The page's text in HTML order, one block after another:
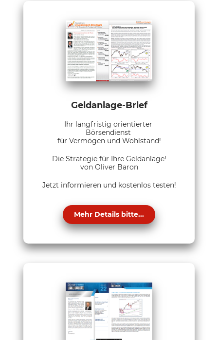
Geldanlage-Brief
Ihr langfristig orientierter
Börsendienst
für Vermögen und Wohlstand!
Die Strategie für Ihre Geldanlage!
von Oliver Baron
Jetzt informieren und kostenlos testen!
Mehr Details bitte...